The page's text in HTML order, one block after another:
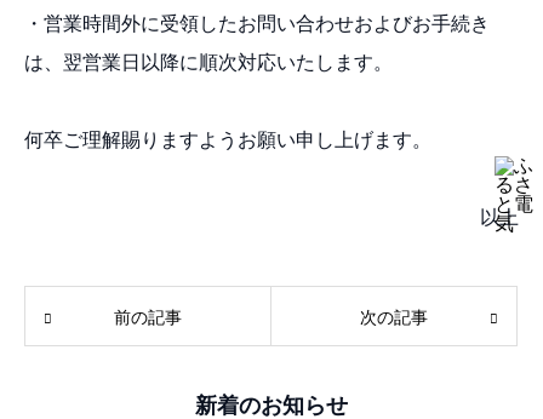
・営業時間外に受領したお問い合わせおよびお手続き
は、翌営業日以降に順次対応いたします。
何卒ご理解賜りますようお願い申し上げます。
以上
前の記事 次の記事
新着のお知らせ